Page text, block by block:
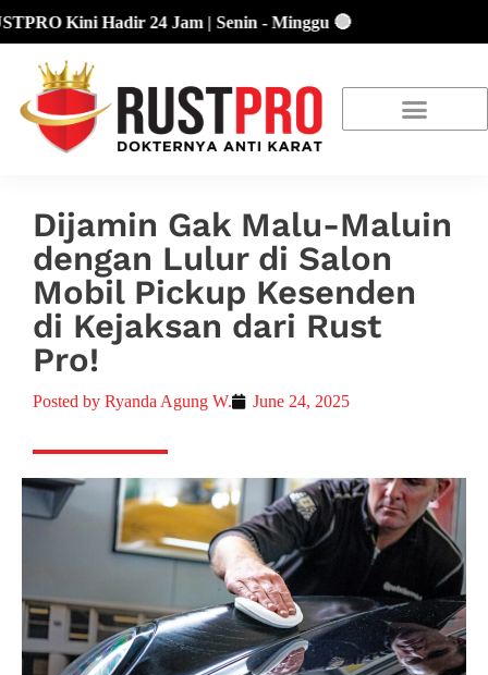
Kini Hadir 24 Jam | Senin - Minggu 🔴
Dijamin Gak Malu-Maluin
dengan Lulur di Salon
Mobil Pickup Kesenden
di Kejaksan dari Rust
Pro!
Posted by Ryanda Agung W. June 24, 2025